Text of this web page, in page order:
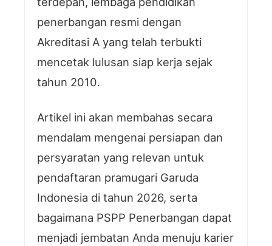
penerbangan resmi dengan
Akreditasi A yang telah terbukti
mencetak lulusan siap kerja sejak
tahun 2010.
Artikel ini akan membahas secara
mendalam mengenai persiapan dan
persyaratan yang relevan untuk
pendaftaran pramugari Garuda
Indonesia di tahun 2026, serta
bagaimana PSPP Penerbangan dapat
menjadi jembatan Anda menuju karier